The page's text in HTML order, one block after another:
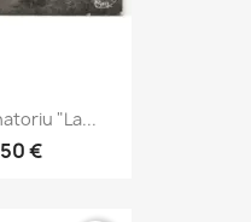
"la...
€